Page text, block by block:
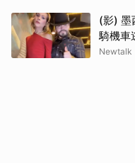
(影) 墨
騎機車
Newtalk